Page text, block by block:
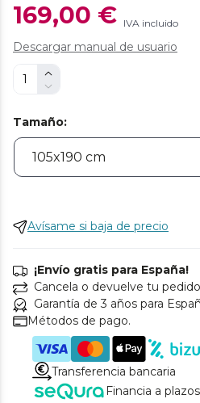
169,00 € IVA incluido
Descargar manual de usuario
Tamaño:
Avísame si baja de precio
¡Envío gratis para España!
Cancela o devuelve tu
Garantía de 3 años para
Métodos de pago.
Transferencia bancaria
Financia a plazos